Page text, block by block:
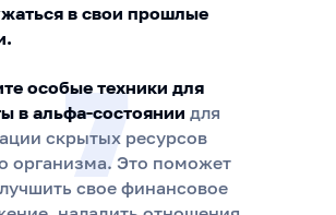
7
особые техники для
в альфа-состоянии для
скрытых ресурсов
организма. Это поможет
свое финансовое
в свои прошлые